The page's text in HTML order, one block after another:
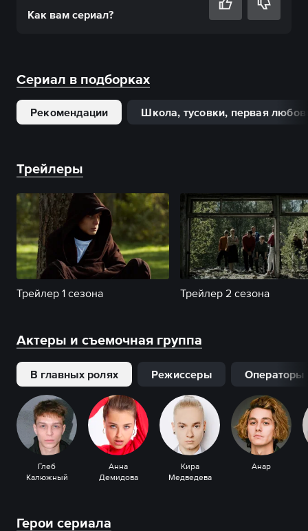
Как вам сериал?
Сериал в подборках
Рекомендации Школа, тусовки, первая
Трейлеры
Трейлер 1 сезона Трейлер 2 сезона
Актеры и съемочная группа
В главных ролях Режиссеры Операторы
Глеб
Калюжный
Анна
Демидова
Кира
Медведева
Анар
Герои сериала